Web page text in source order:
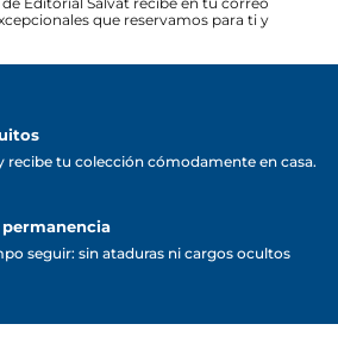
que reservamos para ti y
recibe tu colección cómodamente en casa.
seguir: sin ataduras ni cargos ocultos